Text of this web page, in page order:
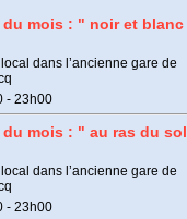
du mois : " noir et blanc
dans l’ancienne gare de
- 23h00
du mois : " au ras du sol
dans l’ancienne gare de
- 23h00